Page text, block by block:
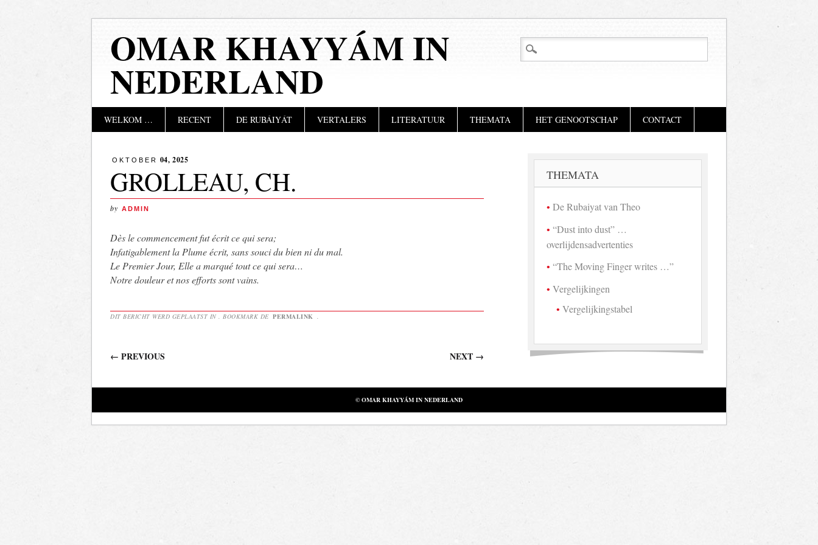
OMAR KHAYYÁM IN
NEDERLAND
Hoofdmenu
WELKOM … RECENT DE RUBÁIYÁT VERTALERS LITERATUUR THEMATA HET GENOOTSCHAP CONTACT
OKTOBER 04, 2025
GROLLEAU, CH.
by ADMIN
Dès le commencement fut écrit ce qui sera;
Infatigablement la Plume écrit, sans souci du bien ni du mal.
Le Premier Jour, Elle a marqué tout ce qui sera…
Notre douleur et nos efforts sont vains.
DIT BERICHT WERD GEPLAATST IN . BOOKMARK DE PERMALINK
Berichtnavigatie
← PREVIOUS NEXT →
THEMATA
De Rubaiyat van Theo
“Dust into dust” …
overlijdensadvertenties
“The Moving Finger writes …”
Vergelijkingen
Vergelijkingstabel
© OMAR KHAYYÁM IN NEDERLAND